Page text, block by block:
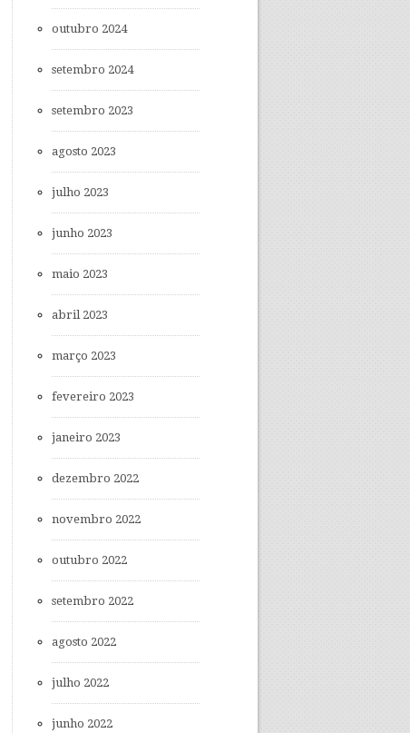
outubro 2024
setembro 2024
setembro 2023
agosto 2023
julho 2023
junho 2023
maio 2023
abril 2023
março 2023
fevereiro 2023
janeiro 2023
dezembro 2022
novembro 2022
outubro 2022
setembro 2022
agosto 2022
julho 2022
junho 2022